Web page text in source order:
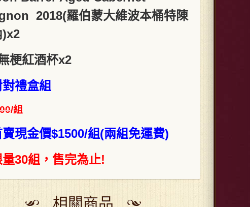
2018(羅伯蒙大維波本桶特陳
)x2
梗紅酒杯x2
禮盒組
/組
現金價$1500/組(兩組免運費)
30組，售完為止!